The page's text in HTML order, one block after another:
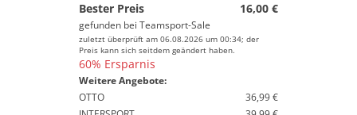
Bester Preis
16,00 €
gefunden bei Teamsport-Sale
zuletzt überprüft am 06.08.2026 um 00:34; der
Preis kann sich seitdem geändert haben.
60% Ersparnis
Weitere Angebote:
OTTO
36,99 €